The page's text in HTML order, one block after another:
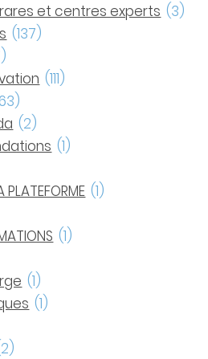
et centres experts (3)
(137)
(111)
(2)
(1)
PLATEFORME (1)
(1)
(1)
(1)